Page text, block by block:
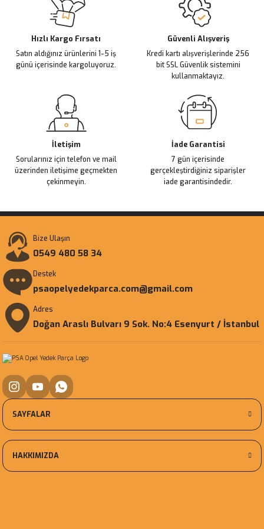
Ürün açıklamasında eksik bilgiler bulunuyor.
Ürün bilgilerinde hatalar bulunuyor.
Ürün fiyatı diğer sitelerden daha pahalı.
Bu ürüne benzer farklı alternatifler olmalı.
Hızlı Kargo Fırsatı
Satın aldığınız ürünlerini 1-5 iş
günü içerisinde kargoluyoruz.
Güvenli Alışveriş
Kredi kartı alışverişlerinde 256
bit SSL Güvenlik sistemini
kullanmaktayız.
İletişim
Sorularınız için telefon ve mail
üzerinden iletişime geçmekten
çekinmeyin.
İade Garantisi
7 gün içerisinde
gerçekleştirdiğiniz siparişler
iade garantisindedir.
Bize Ulaşın
0549 480 58 34
Destek
psaopelyedekparca.com@gmail.com
Adres
Doğan Araslı Bulvarı 9 Sok. No:4 Esenyurt / İstanbul
SAYFALAR
HAKKIMIZDA